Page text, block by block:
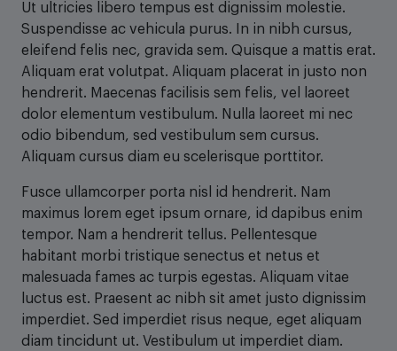
Ut ultricies libero tempus est dignissim molestie.
Suspendisse ac vehicula purus. In in nibh cursus,
eleifend felis nec, gravida sem. Quisque a mattis erat.
Aliquam erat volutpat. Aliquam placerat in justo non
hendrerit. Maecenas facilisis sem felis, vel laoreet
dolor elementum vestibulum. Nulla laoreet mi nec
odio bibendum, sed vestibulum sem cursus.
Aliquam cursus diam eu scelerisque porttitor.
Fusce ullamcorper porta nisl id hendrerit. Nam
maximus lorem eget ipsum ornare, id dapibus enim
tempor. Nam a hendrerit tellus. Pellentesque
habitant morbi tristique senectus et netus et
malesuada fames ac turpis egestas. Aliquam vitae
luctus est. Praesent ac nibh sit amet justo dignissim
imperdiet. Sed imperdiet risus neque, eget aliquam
diam tincidunt ut. Vestibulum ut imperdiet diam.